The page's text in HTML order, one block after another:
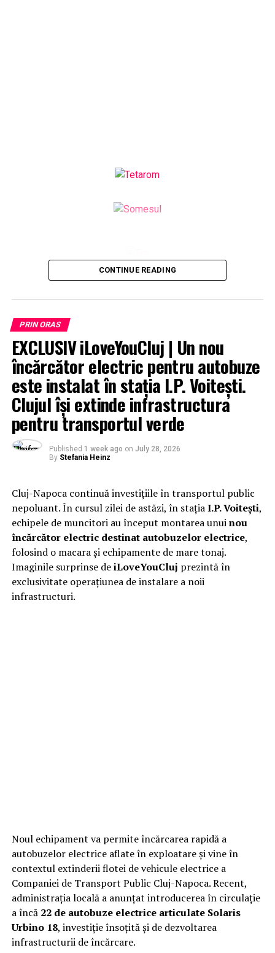
CONTINUE READING
PRIN ORAS
EXCLUSIV iLoveYouCluj | Un nou
încărcător electric pentru autobuze
este instalat în stația I.P. Voitești.
Clujul își extinde infrastructura
pentru transportul verde
Published 1 week ago on July 28, 2026
By Stefania Heinz
Cluj-Napoca continuă investițiile în transportul public
nepoluant. În cursul zilei de astăzi, în stațiaI.P. Voitești,
echipele de muncitori au început montarea unuinou
încărcător electric destinat autobuzelor electrice,
folosind o macara și echipamente de mare tonaj.
Imaginile surprinse deiLoveYouCluj prezintă în
exclusivitate operațiunea de instalare a noii
infrastructuri.
Noul echipament va permite încărcarea rapidă a
autobuzelor electrice aflate în exploatare și vine în
contextul extinderii flotei de vehicule electrice a
Companiei de Transport Public Cluj-Napoca. Recent,
administrația locală a anunțat introducerea în circulație
a încă 22 de autobuze electrice articulate Solaris
Urbino 18, investiție însoțită și de dezvoltarea
infrastructurii de încărcare.